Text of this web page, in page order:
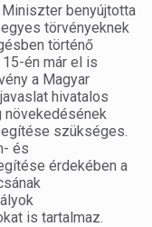
benyújtotta
törvényeknek
történő
én már el is
a Magyar
hivatalos
növekedésének
szükséges.
és
érdekében a
is tartalmaz.